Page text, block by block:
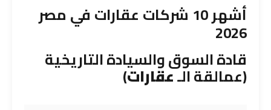
أشهر 10 شركات عقارات في مصر
2026
قادة السوق والسيادة التاريخية
(عمالقة الـعقارات)